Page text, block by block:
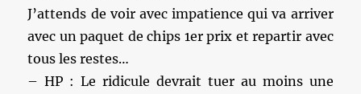
J’attends de voir avec impatience qui va arriver
avec un paquet de chips 1er prix et repartir avec
tous les restes…
– HP : Le ridicule devrait tuer au moins une